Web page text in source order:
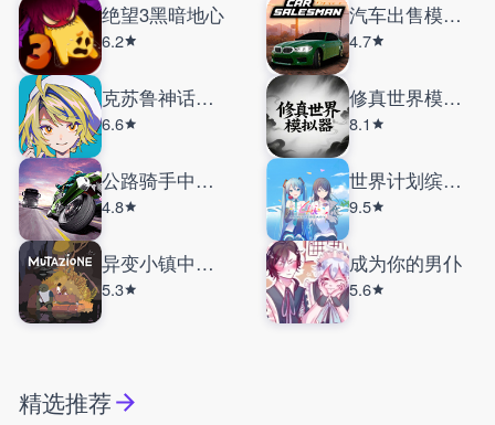
绝望3黑暗地心
6.2
汽车出售模拟器汉化版
4.7
克苏鲁神话疯狂低语
6.6
修真世界模拟器
8.1
公路骑手中文版
4.8
世界计划缤纷舞台台服
9.5
异变小镇中文版
5.3
成为你的男仆
5.6
精选推荐